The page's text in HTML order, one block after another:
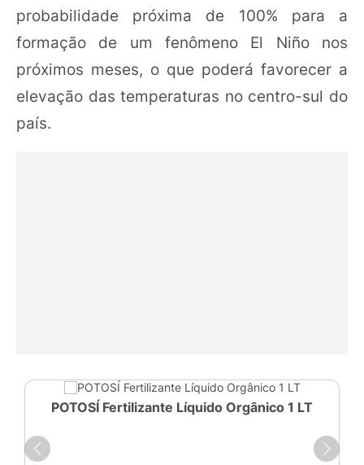
probabilidade próxima de 100% para a
formação de um fenômeno El Niño nos
próximos meses, o que poderá favorecer a
elevação das temperaturas no centro-sul do
país.
POTOSÍ Fertilizante Líquido Orgânico 1 LT